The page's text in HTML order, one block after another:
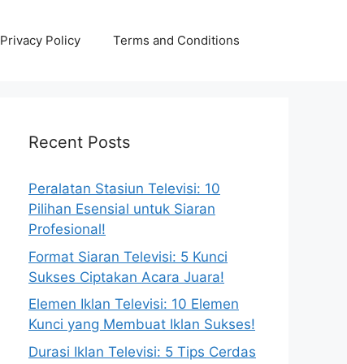
Privacy Policy Terms and Conditions
Recent Posts
Peralatan Stasiun Televisi: 10
Pilihan Esensial untuk Siaran
Profesional!
Format Siaran Televisi: 5 Kunci
Sukses Ciptakan Acara Juara!
Elemen Iklan Televisi: 10 Elemen
Kunci yang Membuat Iklan Sukses!
Durasi Iklan Televisi: 5 Tips Cerdas